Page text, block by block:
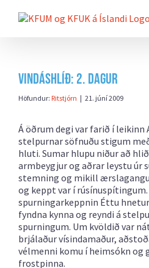
beint
Vindáshlíð: 2. dagur
Höfundur: Ritstjórn | 21. júní 2009
Á öðrum degi var farið í leikinn
stelpurnar söfnuðu stigum
hluti. Sumar hlupu niður að
armbeygjur og aðrar leystu úr
stemning og mikill
og keppt var í rúsínuspítingum.
spurningarkeppnin Éttu
fyndna kynna og reyndi á
spurningum. Um kvöldið var
brjálaður vísindamaður,
vélmenni komu í heimsókn og
frostpinna.